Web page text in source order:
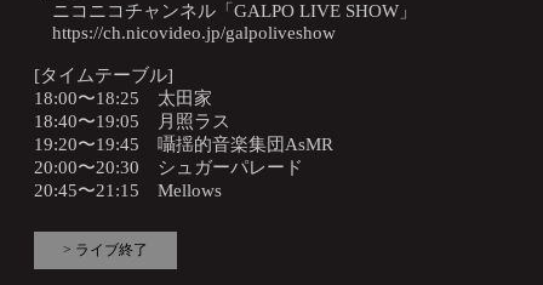
ニコニコチャンネル「GALPO LIVE SHOW」
https://ch.nicovideo.jp/galpoliveshow
[タイムテーブル]
18:00〜18:25 太田家
18:40〜19:05 月照ラス
19:20〜19:45 囁揺的音楽集団AsMR
20:00〜20:30 シュガーパレード
20:45〜21:15 Mellows
> ライブ終了